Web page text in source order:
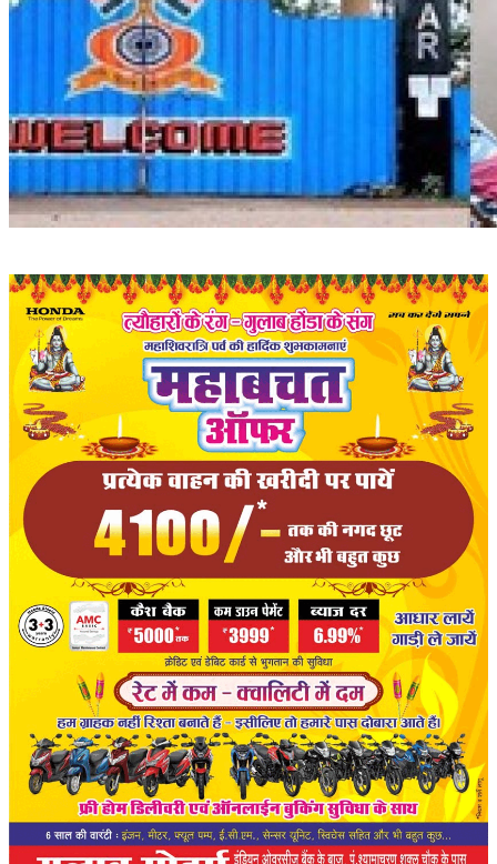
राजनीति
मनोरंजन
All
मैगज़ीन की लेख
प्रमुख खबर
हेल्थ
Language
English hindi